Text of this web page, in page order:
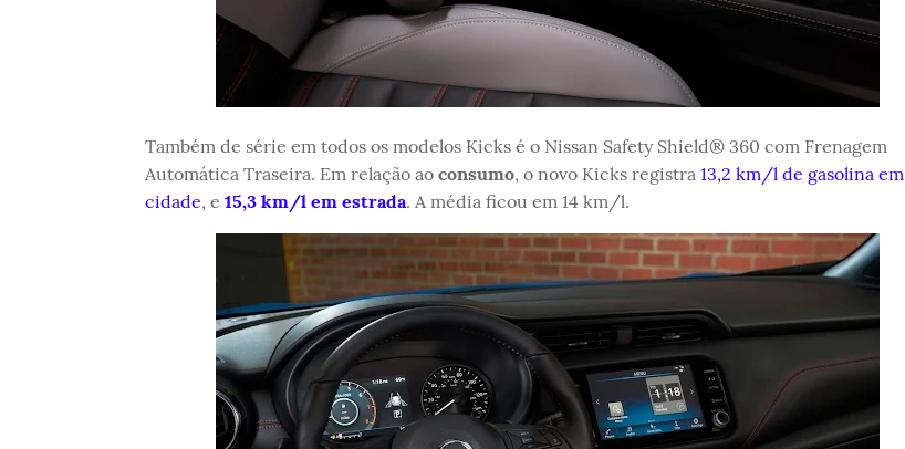
Também de série em todos os modelos Kicks é o Nissan Safety Shield® 360 com Frenagem
Automática Traseira. Em relação ao consumo, o novo Kicks registra 13,2 km/l de gasolina em
cidade, e 15,3 km/l em estrada. A média ficou em 14 km/l.